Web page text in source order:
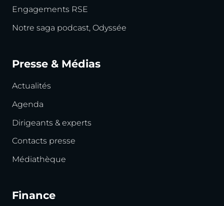
Engagements RSE
Notre saga podcast, Odyssée
Presse & Médias
Actualités
Agenda
Dirigeants & experts
Contacts presse
Médiathèque
Finance